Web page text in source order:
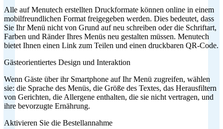
Alle auf Menutech erstellten Druckformate können online in einem
mobilfreundlichen Format freigegeben werden. Dies bedeutet, dass
Sie Ihr Menü nicht von Grund auf neu schreiben oder die Schriftart,
Farben und Ränder Ihres Menüs neu gestalten müssen. Menutech
bietet Ihnen einen Link zum Teilen und einen druckbaren QR-Code.
Gästeorientiertes Design und Interaktion
Wenn Gäste über ihr Smartphone auf Ihr Menü zugreifen, wählen
sie: die Sprache des Menüs, die Größe des Textes, das Herausfiltern
von Gerichten, die Allergene enthalten, die sie nicht vertragen, und
ihre bevorzugte Ernährung.
Aktivieren Sie die Bestellannahme